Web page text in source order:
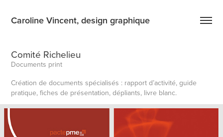
Caroline Vincent, design graphique
Comité Richelieu
Documents print
Création de documents spécialisés : rapport d’activité, guide
pratique, fiches de présentation, dépliants, livre blanc.